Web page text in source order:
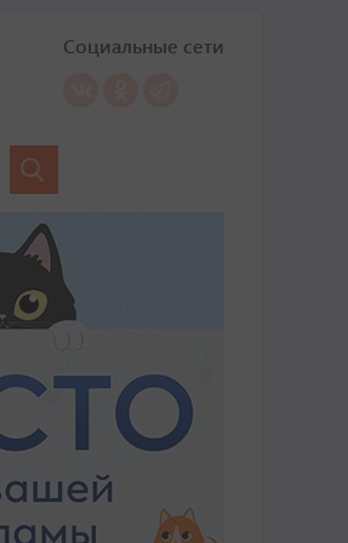
Социальные сети